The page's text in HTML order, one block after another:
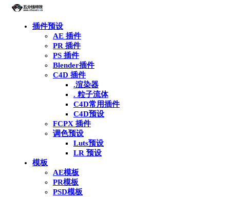
插件预设
AE 插件
PR 插件
PS 插件
Blender插件
C4D 插件
.渲染器
. 粒子流体
C4D常用插件
C4D预设
FCPX 插件
调色预设
Luts预设
LR 预设
模板
AE模板
PR模板
PSD模板